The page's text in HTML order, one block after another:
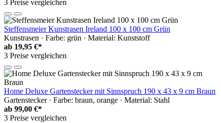
3 Preise vergleichen
Steffensmeier Kunstrasen Ireland 100 x 100 cm Grün
Kunstrasen · Farbe: grün · Material: Kunststoff
ab 19,95 €*
3 Preise vergleichen
Home Deluxe Gartenstecker mit Sinnspruch 190 x 43 x 9 cm Braun
Gartenstecker · Farbe: braun, orange · Material: Stahl
ab 99,00 €*
3 Preise vergleichen